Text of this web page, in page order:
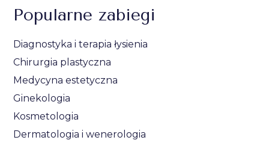
Popularne zabiegi
Diagnostyka i terapia łysienia
Chirurgia plastyczna
Medycyna estetyczna
Ginekologia
Kosmetologia
Dermatologia i wenerologia